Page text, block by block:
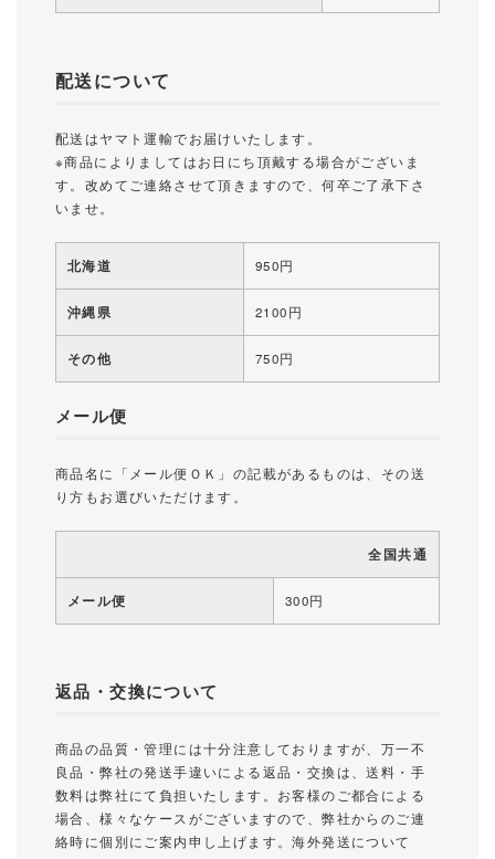
配送について
配送はヤマト運輸でお届けいたします。
※商品によりましてはお日にち頂戴する場合がございま
す。改めてご連絡させて頂きますので、何卒ご了承下さ
いませ。
北海道 950円
沖縄県 2100円
その他 750円
メール便
商品名に「メール便ＯＫ」の記載があるものは、その送
り方もお選びいただけます。
全国共通
メール便 300円
返品・交換について
商品の品質・管理には十分注意しておりますが、万一不
良品・弊社の発送手違いによる返品・交換は、送料・手
数料は弊社にて負担いたします。お客様のご都合による
場合、様々なケースがございますので、弊社からのご連
絡時に個別にご案内申し上げます。海外発送について